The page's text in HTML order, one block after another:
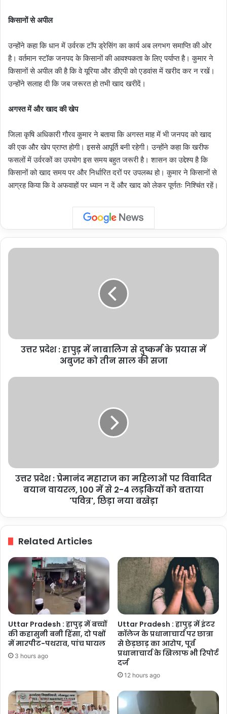
किसानों से अपील
उन्होंने कहा कि धान में उर्वरक टॉप ड्रेसिंग का कार्य अब लगभग समाप्ति की ओर
है। वर्तमान स्टॉक जनपद के किसानों की आवश्यकता के लिए पर्याप्त है। कुमार ने
किसानों से अपील की है कि वे यूरिया और डीएपी को एडवांस में खरीद कर न रखें।
उन्होंने सलाह दी कि जब जरूरत हो तभी खाद खरीदें।
अगस्त में और खाद की खेप
जिला कृषि अधिकारी गौरव कुमार ने बताया कि अगस्त माह में भी जनपद को खाद
की एक और खेप प्राप्त होगी। इससे आपूर्ति बनी रहेगी। उन्होंने कहा कि खरीफ
फसलों में उर्वरकों का उपयोग इस समय बहुत जरूरी है। शासन का उद्देश्य है कि
किसानों को खाद समय पर और निर्धारित दरों पर उपलब्ध हो। कुमार ने किसानों से
आग्रह किया कि वे अफवाहों पर ध्यान न दें और खाद को लेकर पूर्णतः निश्चिंत रहें।
उत्तर
के
प्रयास
को
उत्तर प्रदेश : हापुड़ में नाबालिग से दुष्कर्म के प्रयास में
अबुजर को तीन साल की सजा
उत्तर
विवादित
बयान
वायरल,
को
बताया
'पवित्र',
छिड़ा
नया
बखेड़ा
उत्तर प्रदेश : प्रेमानंद महाराज का महिलाओं पर विवादित
बयान वायरल, 100 में से 2-4 लड़कियों को बताया
'पवित्र', छिड़ा नया बखेड़ा
Related Articles
Uttar Pradesh : हापुड़ में बच्चों
की कहासुनी बनी हिंसा, दो पक्षों
में मारपीट-पथराव, पांच घायल
3 hours ago
Uttar Pradesh : हापुड़ में इंटर
कॉलेज के प्रधानाचार्य पर छात्रा
से छेड़छाड़ का आरोप, पूर्व
प्रधानाचार्य के खिलाफ भी रिपोर्ट
दर्ज
12 hours ago